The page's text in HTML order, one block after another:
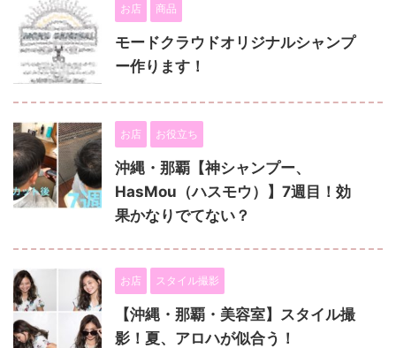
お店 商品
モードクラウドオリジナルシャンプ
ー作ります！
お店 お役立ち
沖縄・那覇【神シャンプー、
HasMou（ハスモウ）】7週目！効
果かなりでてない？
お店 スタイル撮影
【沖縄・那覇・美容室】スタイル撮
影！夏、アロハが似合う！